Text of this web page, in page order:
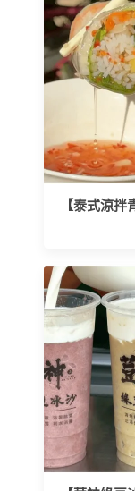
【泰式涼